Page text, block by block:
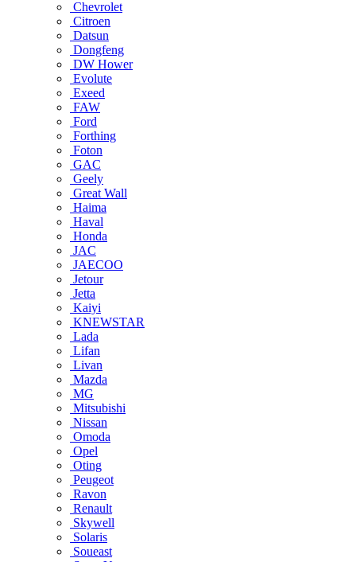
Chevrolet
Citroen
Datsun
Dongfeng
DW Hower
Evolute
Exeed
FAW
Ford
Forthing
Foton
GAC
Geely
Great Wall
Haima
Haval
Honda
JAC
JAECOO
Jetour
Jetta
Kaiyi
KNEWSTAR
Lada
Lifan
Livan
Mazda
MG
Mitsubishi
Nissan
Omoda
Opel
Oting
Peugeot
Ravon
Renault
Skywell
Solaris
Soueast